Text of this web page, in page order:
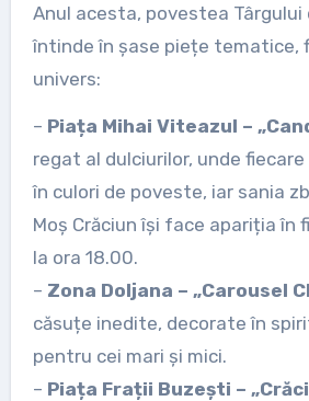
Anul acesta, povestea Târgului
întinde în șase piețe tematice,
univers:
– Piața Mihai Viteazul –
regat al dulciurilor, unde
în culori de poveste, iar sania
Moș Crăciun își face apariția în
la ora 18.00.
– Zona Doljana – „Carousel
căsuțe inedite, decorate în
pentru cei mari și mici.
– Piața Frații Buzești –